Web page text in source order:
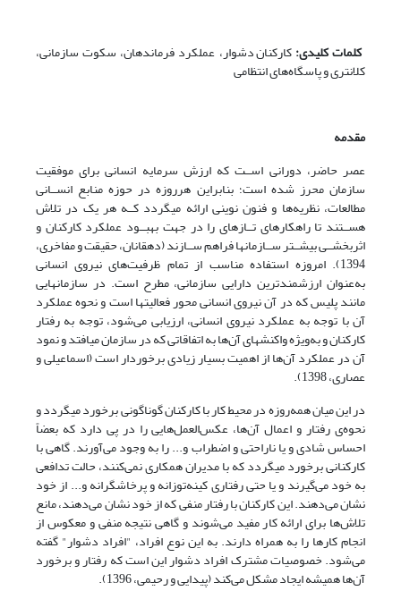
کلمات کلیدی:کارکنان دشوار، عملکرد فرماندهان، سکوت سازمانی،
کلانتری و پاسگاه‌های انتظامی
مقدمه
عصر حاضر، دورانی اســت که ارزش سرمایه انسانی برای موفقیت
سازمان محرز شده است؛ بنابراین هرروزه در حوزه منابع انســانی
مطالعات، نظریه‌ها و فنون نوینی ارائه می­گردد کــه هر یک در تلاش
هســتند تا راهکارهای تــازه­ای را در جهت بهبــود عملکرد کارکنان و
اثربخشــی بیشــتر ســازمان­ها فراهم ســازند (دهقانان، حقیقت و مفاخری،
1394). امروزه استفاده مناسب از تمام ظرفیت‌های نیروى انسانى
به‌عنوان ارزشمندترین دارایى سازمانى، مطرح است. در سازمان­هایى
مانند پلیس که در آن نیروى انسانى محور فعالیت­ها است و نحوه عملکرد
آن با توجه به عملکرد نیروى انسانى، ارزیابى می‌شود، توجه به رفتار
کارکنان و به‌ویژه واکنش­هاى آن‌ها به اتفاقاتى که در سازمان مى­افتد و نمود
آن در عملکرد آن‌ها از اهمیت بسیار زیادى برخوردار است (اسماعیلی و
عصاری، 1398).
در این میان همه‌روزه در محیط کار با کارکنان گوناگونی برخورد می­گردد و
نحوه‌ی رفتار و اعمال آن‌ها، عکس‌العمل‌هایی را در پی دارد که بعضاً
احساس شادی و یا ناراحتی و اضطراب و... را به وجود می‌آورند. گاهی با
کارکنانی برخورد می­گردد که با مدیران همکاری نمی‌کنند، حالت تدافعی
به خود می‌گیرند و یا حتی رفتاری کینه‌توزانه و پرخاشگرانه و... از خود
نشان می‌دهند. این کارکنان با رفتار منفی که از خود نشان می‌دهند، مانع
تلاش‌ها برای ارائه‌ کار مفید می‌شوند و گاهی نتیجه منفی و معکوس از
انجام کارها را به همراه دارند. به این نوع افراد، "افراد دشوار" گفته
می‌شود. خصوصیات مشترک افراد دشوار این است که رفتار و برخورد
آن‌ها همیشه ایجاد مشکل می‌کند (پیدایی و رحیمی، 1396).